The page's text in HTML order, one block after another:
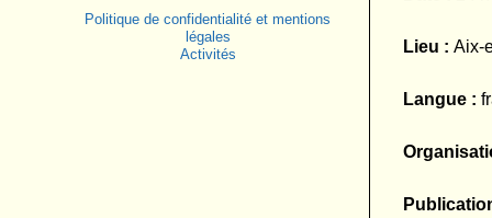
Lieu : Aix-
Langue :
Politique de confidentialité et mentions
légales
Activités